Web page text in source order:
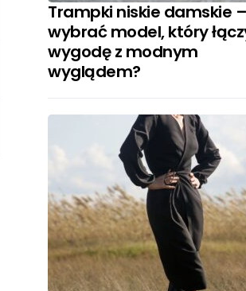
Trampki niskie damskie
wybrać model, który
wygodę z modnym
wyglądem?